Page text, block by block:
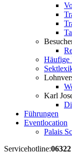
Häufige
Karl
Führungen
Eventlocation
Palais
Servicehotline: